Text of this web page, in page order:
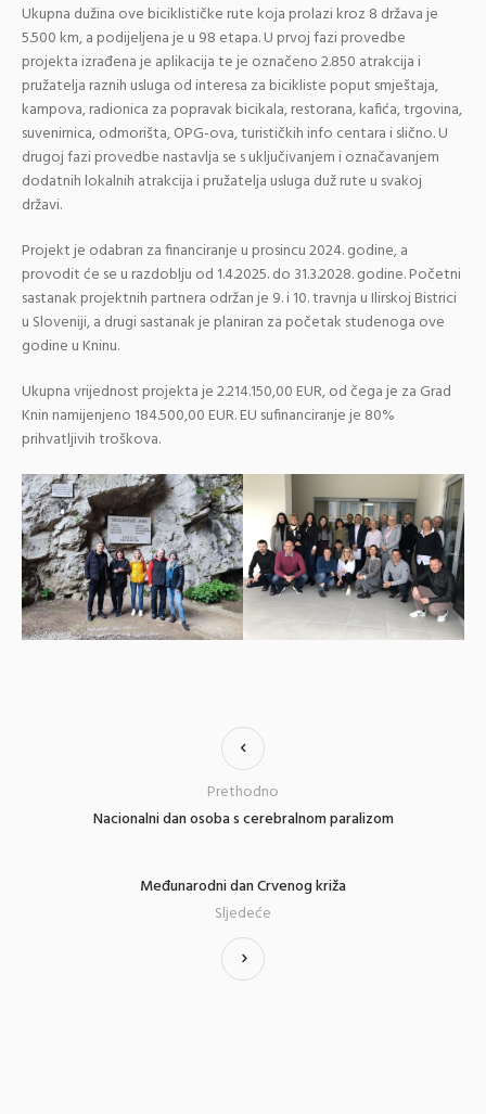
Ukupna dužina ove biciklističke rute koja prolazi kroz 8 država je
5.500 km, a podijeljena je u 98 etapa. U prvoj fazi provedbe
projekta izrađena je aplikacija te je označeno 2.850 atrakcija i
pružatelja raznih usluga od interesa za bicikliste poput smještaja,
kampova, radionica za popravak bicikala, restorana, kafića, trgovina,
suvenirnica, odmorišta, OPG-ova, turističkih info centara i slično. U
drugoj fazi provedbe nastavlja se s uključivanjem i označavanjem
dodatnih lokalnih atrakcija i pružatelja usluga duž rute u svakoj
državi.
Projekt je odabran za financiranje u prosincu 2024. godine, a
provodit će se u razdoblju od 1.4.2025. do 31.3.2028. godine. Početni
sastanak projektnih partnera održan je 9. i 10. travnja u Ilirskoj Bistrici
u Sloveniji, a drugi sastanak je planiran za početak studenoga ove
godine u Kninu.
Ukupna vrijednost projekta je 2.214.150,00 EUR, od čega je za Grad
Knin namijenjeno 184.500,00 EUR. EU sufinanciranje je 80%
prihvatljivih troškova.
Nacionalni dan osoba s cerebralnom paralizom
Prethodno
Međunarodni dan Crvenog križa
Sljedeće